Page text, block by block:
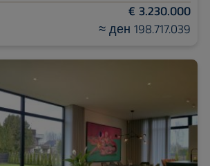
€ 3.230.000
≈ ден 198.717.039